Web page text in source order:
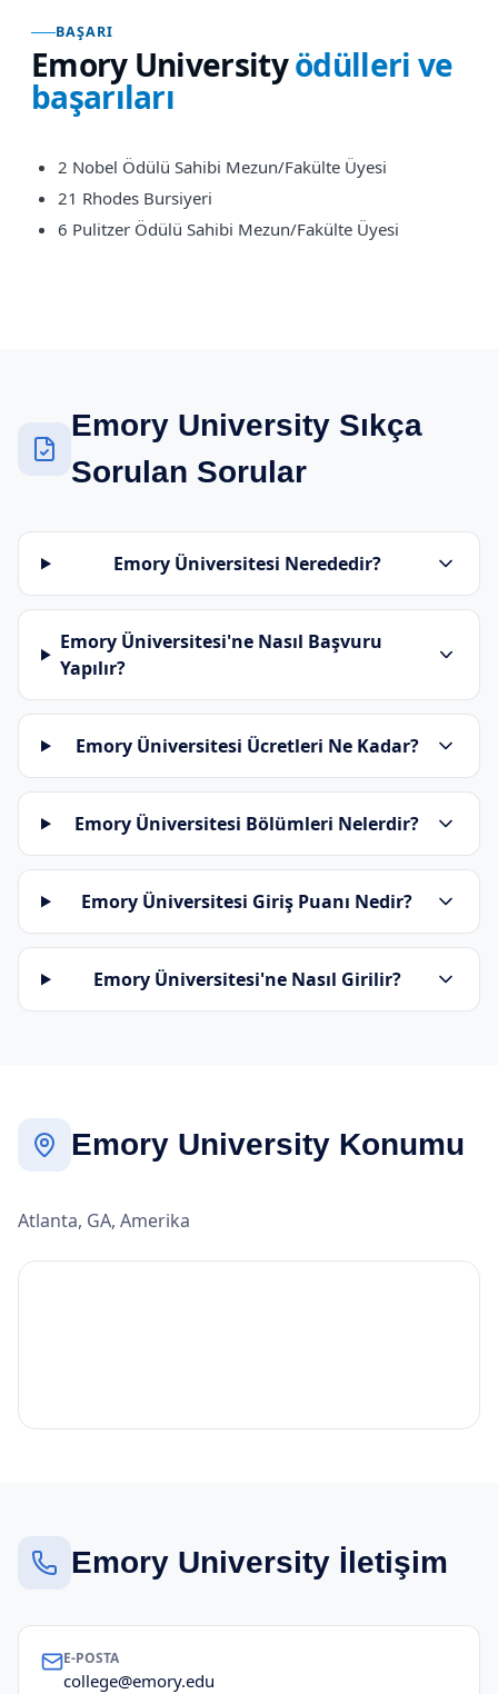
BAŞARI
Emory Universityödülleri ve
başarıları
2 Nobel Ödülü Sahibi Mezun/Fakülte Üyesi
21 Rhodes Bursiyeri
6 Pulitzer Ödülü Sahibi Mezun/Fakülte Üyesi
Emory University Sıkça
Sorulan Sorular
Emory Üniversitesi Nerededir?
Emory Üniversitesi'ne Nasıl Başvuru
Yapılır?
Emory Üniversitesi Ücretleri Ne Kadar?
Emory Üniversitesi Bölümleri Nelerdir?
Emory Üniversitesi Giriş Puanı Nedir?
Emory Üniversitesi'ne Nasıl Girilir?
Emory University Konumu
Atlanta, GA, Amerika
Emory University İletişim
E-POSTA
college@emory.edu